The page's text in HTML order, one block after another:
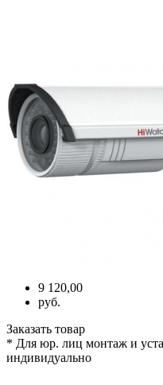
9 120,00
руб.
Заказать товар
* Для юр. лиц монтаж и
индивидуально